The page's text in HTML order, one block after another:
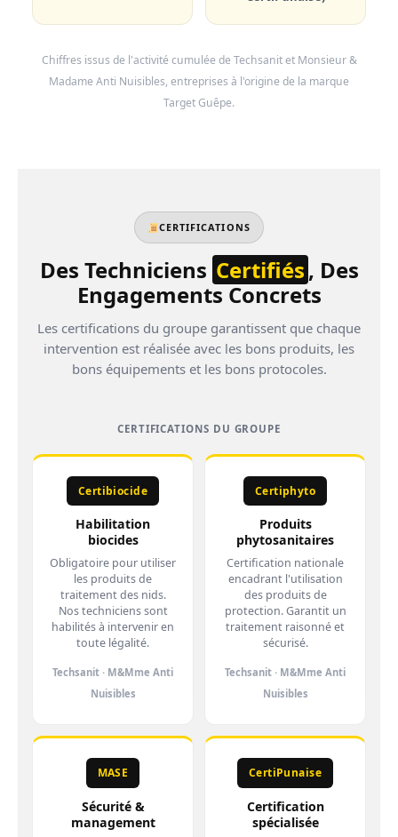
Chiffres issus de l'activité cumulée de Techsanit et Monsieur &
Madame Anti Nuisibles, entreprises à l'origine de la marque
Target Guêpe.
CERTIFICATIONS
Des Techniciens Certifiés, Des
Engagements Concrets
Les certifications du groupe garantissent que chaque
intervention est réalisée avec les bons produits, les
bons équipements et les bons protocoles.
CERTIFICATIONS DU GROUPE
Certibiocide
Habilitation
biocides
Obligatoire pour utiliser
les produits de
traitement des nids.
Nos techniciens sont
habilités à intervenir en
toute légalité.
Techsanit · M&Mme Anti
Nuisibles
Certiphyto
Produits
phytosanitaires
Certification nationale
encadrant l'utilisation
des produits de
protection. Garantit un
traitement raisonné et
sécurisé.
Techsanit · M&Mme Anti
Nuisibles
MASE
Sécurité &
management
CertiPunaise
Certification
spécialisée